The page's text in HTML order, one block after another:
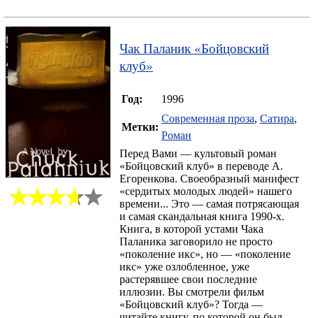
Чак Паланик «Бойцовский
клуб»
Год: 1996
Метки:
Современная проза, Сатира,
Роман
Перед Вами — культовый роман
«Бойцовский клуб» в переводе А.
Егоренкова. Своеобразный манифест
«сердитых молодых людей» нашего
времени... Это — самая потрясающая
и самая скандальная книга 1990-х.
Книга, в которой устами Чака
Паланика заговорило не просто
«поколение икс», но — «поколение
икс» уже озлобленное, уже
растерявшее свои последние
иллюзии. Вы смотрели фильм
«Бойцовский клуб»? Тогда —